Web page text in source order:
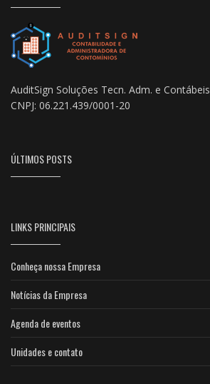
AuditSign Soluções Tecn. Adm. e Contábeis
CNPJ: 06.221.439/0001-20
ÚLTIMOS POSTS
LINKS PRINCIPAIS
Conheça nossa Empresa
Notícias da Empresa
Agenda de eventos
Unidades e contato